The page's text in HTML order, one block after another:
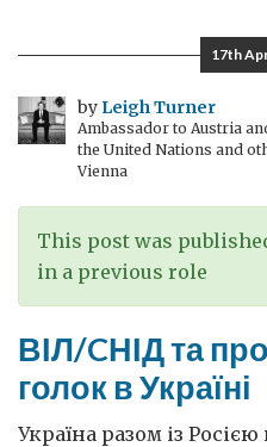
днів
17th
by Leigh Turner
Ambassador to Austria
the United Nations and
Vienna
This post was
in a previous role
ВІЛ/CНІД та
голок в Україні
Україна разом із